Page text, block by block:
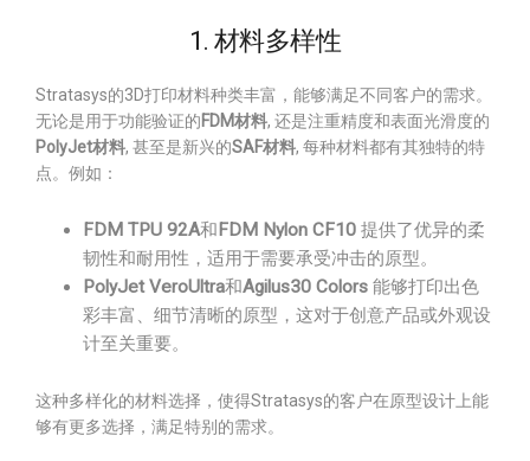
1. 材料多样性
Stratasys的3D打印材料种类丰富，能够满足不同客户的需求。
无论是用于功能验证的FDM材料, 还是注重精度和表面光滑度的
PolyJet材料, 甚至是新兴的SAF材料, 每种材料都有其独特的特
点。例如：
FDM TPU 92A和FDM Nylon CF10 提供了优异的柔
韧性和耐用性，适用于需要承受冲击的原型。
PolyJet VeroUltra和Agilus30 Colors 能够打印出色
彩丰富、细节清晰的原型，这对于创意产品或外观设
计至关重要。
这种多样化的材料选择，使得Stratasys的客户在原型设计上能
够有更多选择，满足特别的需求。